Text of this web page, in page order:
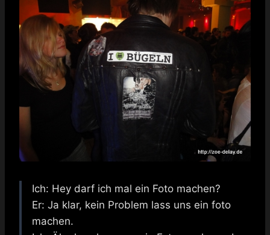
Ich: Hey darf ich mal ein Foto machen?
Er: Ja klar, kein Problem lass uns ein foto
machen.